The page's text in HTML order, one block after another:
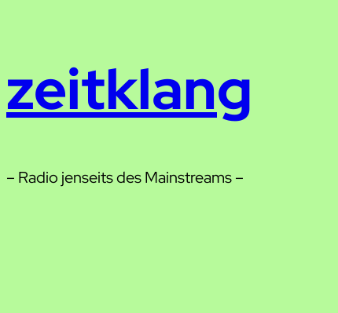
zeitklang
– Radio jenseits des Mainstreams –